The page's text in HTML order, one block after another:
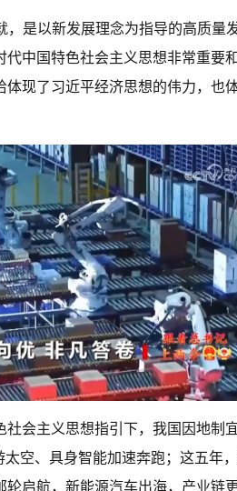
，是以新发展理念为指导的高质量
中国特色社会主义思想非常重要
现了习近平经济思想的伟力，也
会主义思想指引下，我国因地制
空、具身智能加速奔跑；这五年
启航，新能源汽车出海，产业链